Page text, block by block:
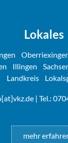
Lokales
Illingen
Landkreis
| Tel.:
mehr